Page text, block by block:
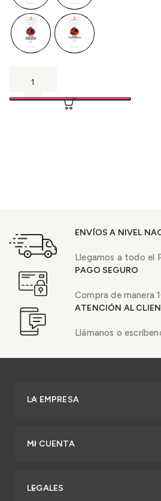
ENVÍOS A NIVEL
Llegamos a todo el
PAGO SEGURO
Compra de manera
ATENCIÓN AL
Llámanos o
LA EMPRESA
MI CUENTA
LEGALES